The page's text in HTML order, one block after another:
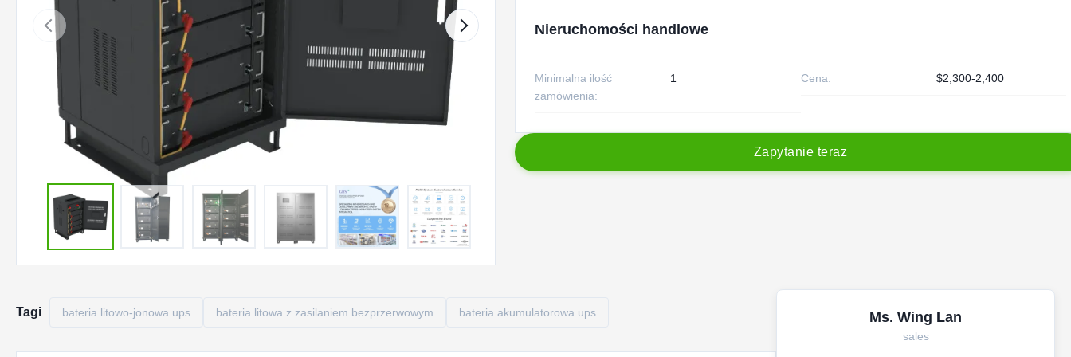
Nieruchomości handlowe
Minimalna ilość
zamówienia:
1 Cena: $2,300-2,400
Zapytanie teraz
Tagi bateria litowo-jonowa ups bateria litowa z zasilaniem bezprzerwowym bateria akumulatorowa ups Ms. Wing Lan
sales